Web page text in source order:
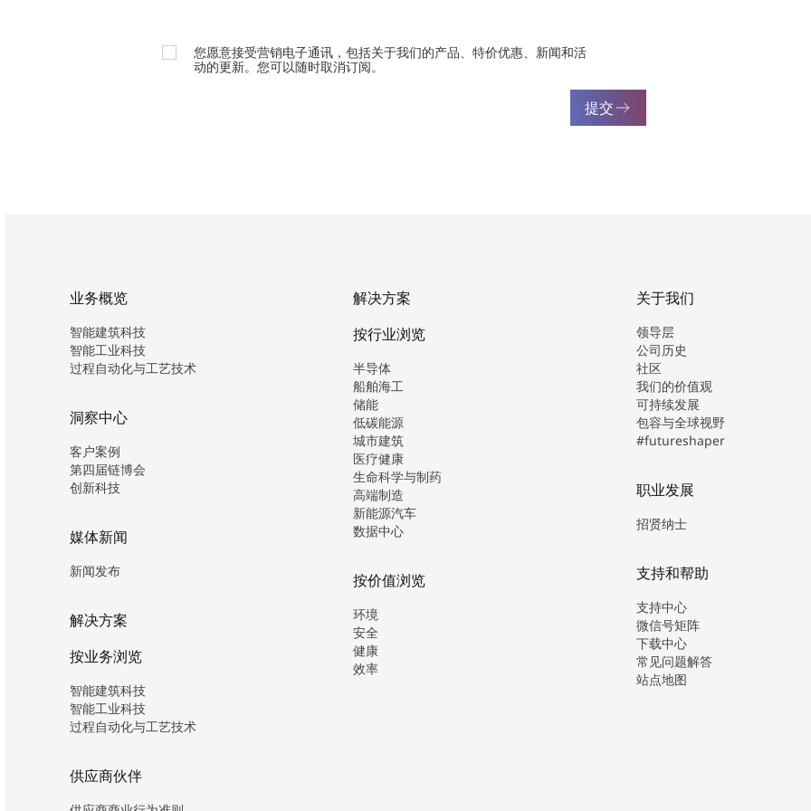
您愿意接受营销电子通讯，包括关于我们的产品、特价优惠、新闻和活
动的更新。您可以随时取消订阅。
提交
业务概览
智能建筑科技
智能工业科技
过程自动化与工艺技术
洞察中心
客户案例
第四届链博会
创新科技
媒体新闻
新闻发布
解决方案
按业务浏览
智能建筑科技
智能工业科技
过程自动化与工艺技术
供应商伙伴
解决方案
按行业浏览
半导体
船舶海工
储能
低碳能源
城市建筑
医疗健康
生命科学与制药
高端制造
新能源汽车
数据中心
按价值浏览
环境
安全
健康
效率
关于我们
领导层
公司历史
社区
我们的价值观
可持续发展
包容与全球视野
#futureshaper
职业发展
招贤纳士
支持和帮助
支持中心
微信号矩阵
下载中心
常见问题解答
站点地图